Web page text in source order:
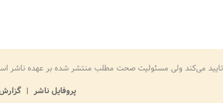
تایید می‌کند ولی مسئولیت صحت مطلب منتشر شده بر عهده ناشر
پروفایل ناشر